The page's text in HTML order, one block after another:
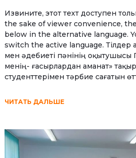
Извините, этот техт доступен
the sake of viewer convenience,
below in the alternative language.
switch the active language. Тілдер
мен әдебиеті пәнінің оқытушысы
менің- ғасырлардан аманат»
студенттерімен тәрбие сағатын
ЧИТАТЬ ДАЛЬШЕ